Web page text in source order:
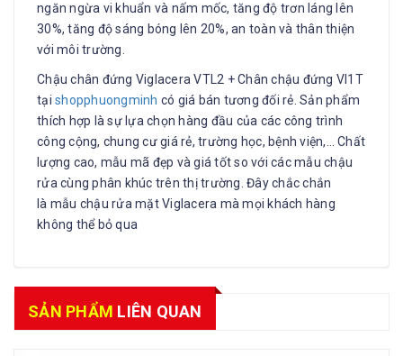
ngăn ngừa vi khuẩn và nấm mốc, tăng độ trơn láng lên
30%, tăng độ sáng bóng lên 20%, an toàn và thân thiện
với môi trường.
Chậu chân đứng Viglacera VTL2 + Chân chậu đứng VI1T
tại shopphuongminh có giá bán tương đối rẻ. Sản phẩm
thích hợp là sự lựa chọn hàng đầu của các công trình
công cộng, chung cư giá rẻ, trường học, bệnh viện,… Chất
lượng cao, mẫu mã đẹp và giá tốt so với các mẫu chậu
rửa cùng phân khúc trên thị trường. Đây chắc chắn
là mẫu chậu rửa mặt Viglacera mà mọi khách hàng
không thể bỏ qua
SẢN PHẨM LIÊN QUAN